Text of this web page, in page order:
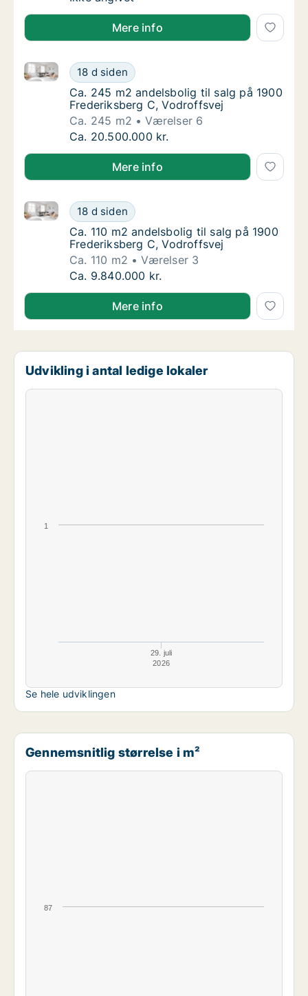
Mere info
Ca. 245 m2 andelsbolig til salg på 1900
18 d siden
Ca. 245 m2 andelsbolig til salg på 1900
Ca. 245 m2 andelsbolig til salg på 1900
Ca. 245 m2 andelsbolig til salg på 1900
Frederiksberg C, Vodroffsvej
Ca. 245 m2
Værelser 6
Ca. 245 m2 andelsbolig til salg på 1900
Ca. 20.500.000 kr.
Mere info
Ca. 110 m2 andelsbolig til salg på 1900
18 d siden
Ca. 110 m2 andelsbolig til salg på 1900
Ca. 110 m2 andelsbolig til salg på 1900
Ca. 110 m2 andelsbolig til salg på 1900
Frederiksberg C, Vodroffsvej
Ca. 110 m2
Værelser 3
Ca. 110 m2 andelsbolig til salg på 1900
Ca. 9.840.000 kr.
Mere info
Udvikling i antal ledige lokaler
29. juli
2026
1
Se hele udviklingen
Gennemsnitlig størrelse i m²
87